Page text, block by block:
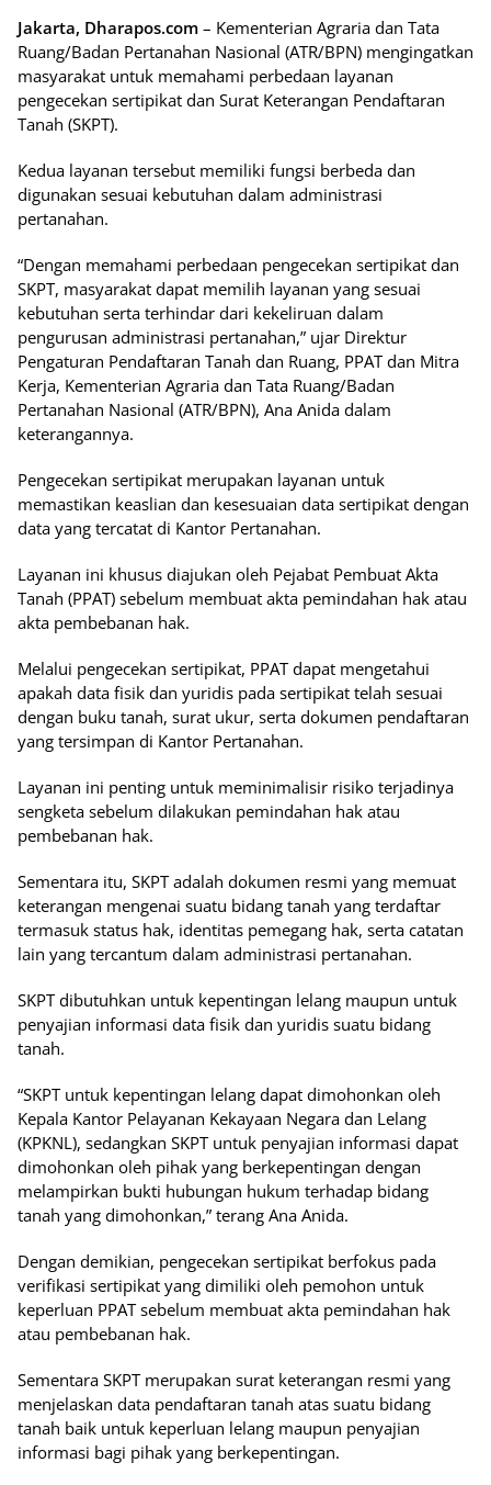
Jakarta, Dharapos.com – Kementerian Agraria dan Tata
Ruang/Badan Pertanahan Nasional (ATR/BPN) mengingatkan
masyarakat untuk memahami perbedaan layanan
pengecekan sertipikat dan Surat Keterangan Pendaftaran
Tanah (SKPT).
Kedua layanan tersebut memiliki fungsi berbeda dan
digunakan sesuai kebutuhan dalam administrasi
pertanahan.
“Dengan memahami perbedaan pengecekan sertipikat dan
SKPT, masyarakat dapat memilih layanan yang sesuai
kebutuhan serta terhindar dari kekeliruan dalam
pengurusan administrasi pertanahan,” ujar Direktur
Pengaturan Pendaftaran Tanah dan Ruang, PPAT dan Mitra
Kerja, Kementerian Agraria dan Tata Ruang/Badan
Pertanahan Nasional (ATR/BPN), Ana Anida dalam
keterangannya.
Pengecekan sertipikat merupakan layanan untuk
memastikan keaslian dan kesesuaian data sertipikat dengan
data yang tercatat di Kantor Pertanahan.
Layanan ini khusus diajukan oleh Pejabat Pembuat Akta
Tanah (PPAT) sebelum membuat akta pemindahan hak atau
akta pembebanan hak.
Melalui pengecekan sertipikat, PPAT dapat mengetahui
apakah data fisik dan yuridis pada sertipikat telah sesuai
dengan buku tanah, surat ukur, serta dokumen pendaftaran
yang tersimpan di Kantor Pertanahan.
Layanan ini penting untuk meminimalisir risiko terjadinya
sengketa sebelum dilakukan pemindahan hak atau
pembebanan hak.
Sementara itu, SKPT adalah dokumen resmi yang memuat
keterangan mengenai suatu bidang tanah yang terdaftar
termasuk status hak, identitas pemegang hak, serta catatan
lain yang tercantum dalam administrasi pertanahan.
SKPT dibutuhkan untuk kepentingan lelang maupun untuk
penyajian informasi data fisik dan yuridis suatu bidang
tanah.
“SKPT untuk kepentingan lelang dapat dimohonkan oleh
Kepala Kantor Pelayanan Kekayaan Negara dan Lelang
(KPKNL), sedangkan SKPT untuk penyajian informasi dapat
dimohonkan oleh pihak yang berkepentingan dengan
melampirkan bukti hubungan hukum terhadap bidang
tanah yang dimohonkan,” terang Ana Anida.
Dengan demikian, pengecekan sertipikat berfokus pada
verifikasi sertipikat yang dimiliki oleh pemohon untuk
keperluan PPAT sebelum membuat akta pemindahan hak
atau pembebanan hak.
Sementara SKPT merupakan surat keterangan resmi yang
menjelaskan data pendaftaran tanah atas suatu bidang
tanah baik untuk keperluan lelang maupun penyajian
informasi bagi pihak yang berkepentingan.